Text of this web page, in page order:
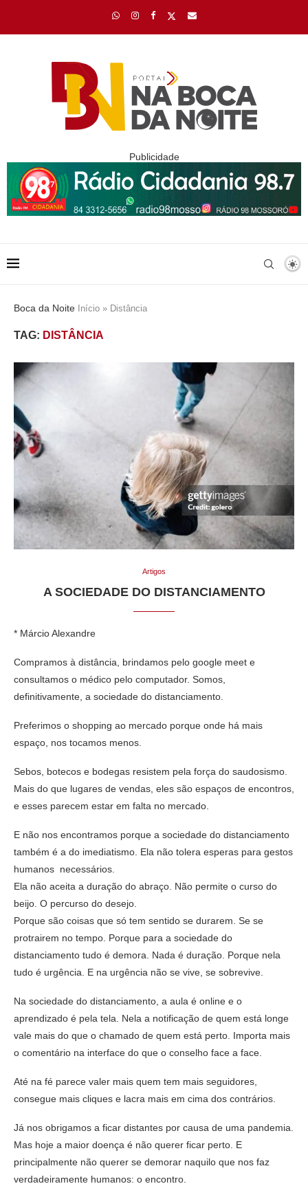
Publicidade
Boca da Noite Início » Distância
TAG: DISTÂNCIA
Artigos
A SOCIEDADE DO DISTANCIAMENTO
* Márcio Alexandre
Compramos à distância, brindamos pelo google meet e
consultamos o médico pelo computador. Somos,
definitivamente, a sociedade do distanciamento.
Preferimos o shopping ao mercado porque onde há mais
espaço, nos tocamos menos.
Sebos, botecos e bodegas resistem pela força do saudosismo.
Mais do que lugares de vendas, eles são espaços de encontros,
e esses parecem estar em falta no mercado.
E não nos encontramos porque a sociedade do distanciamento
também é a do imediatismo. Ela não tolera esperas para gestos
humanos necessários.
Ela não aceita a duração do abraço. Não permite o curso do
beijo. O percurso do desejo.
Porque são coisas que só tem sentido se durarem. Se se
protrairem no tempo. Porque para a sociedade do
distanciamento tudo é demora. Nada é duração. Porque nela
tudo é urgência. E na urgência não se vive, se sobrevive.
Na sociedade do distanciamento, a aula é online e o
aprendizado é pela tela. Nela a notificação de quem está longe
vale mais do que o chamado de quem está perto. Importa mais
o comentário na interface do que o conselho face a face.
Até na fé parece valer mais quem tem mais seguidores,
consegue mais cliques e lacra mais em cima dos contrários.
Já nos obrigamos a ficar distantes por causa de uma pandemia.
Mas hoje a maior doença é não querer ficar perto. E
principalmente não querer se demorar naquilo que nos faz
verdadeiramente humanos: o encontro.